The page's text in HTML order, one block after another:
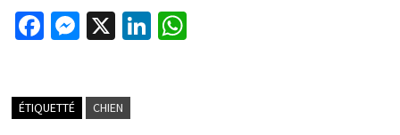
Fa
o
M
n
X Li W
ÉTIQUETTÉ CHIEN